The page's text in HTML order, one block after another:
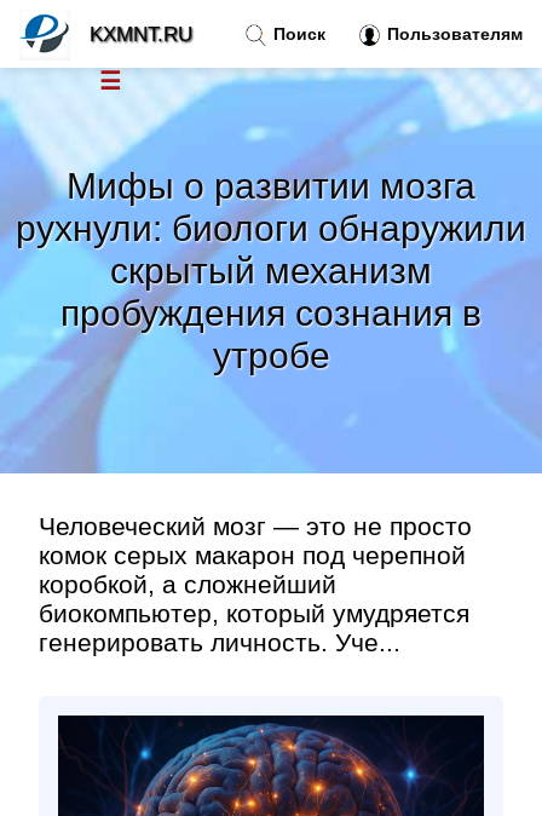
Мифы о развитии мозга
рухнули: биологи обнаружили
скрытый механизм
пробуждения сознания в
утробе
Человеческий мозг — это не просто
комок серых макарон под черепной
коробкой, а сложнейший
биокомпьютер, который умудряется
генерировать личность. Уче...
Поиск Пользователям
KXMNT.RU
☰
Тренды новостей»
Рубрики»
Правила »
Контакт